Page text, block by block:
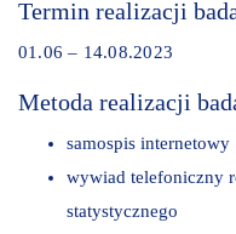
Termin realizacji
01.06 – 14.08.2023
Metoda realizacji
samospis internetowy
wywiad telefoniczny
statystycznego